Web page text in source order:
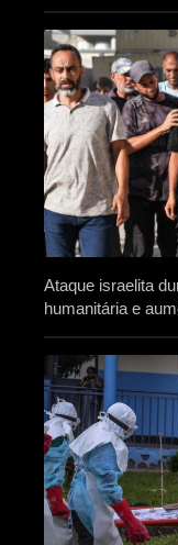
Ataque israelita
humanitária e